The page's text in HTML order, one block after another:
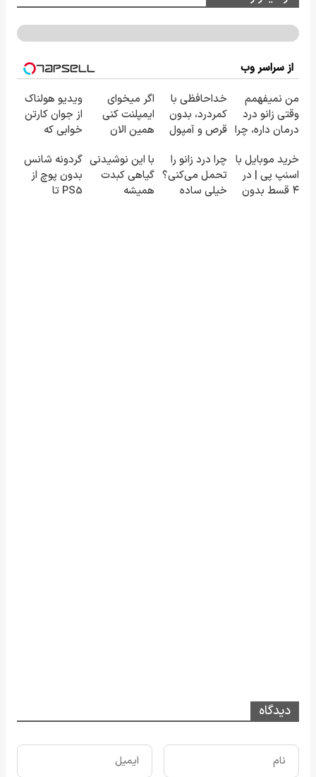
از سراسر وب
من نمیفهمم
وقتی زانو درد
درمان داره، چرا
تحمل میکنی؟
❗
خداحافظی با
کمردرد، بدون
قرص و آمپول
اگر میخوای
ایمپلنت کنی
همین الان
۲۵ میلیون
تومان!!!
ویدیو هولناک
از جوان کارتن
خوابی که
آموزش رایگان
خرید موبایل با
اسنپ پی | در
۴ قسط بدون
چرا درد زانو را
تحمل می‌کنی؟
خیلی ساده
با این نوشیدنی
گیاهی کبدت
همیشه
گردونه شانس
بدون پوچ از
PS5 تا
دیدگاه